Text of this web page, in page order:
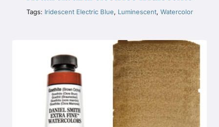
Tags: Iridescent Electric Blue, Luminescent, Watercolor